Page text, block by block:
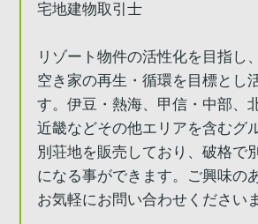
宅地建物取引士
リゾート物件の活性化を目指し
空き家の再生・循環を目標とし
す。伊豆・熱海、甲信・中部、
近畿などその他エリアを含むグ
別荘地を販売しており、破格で
になる事ができます。ご興味の
お気軽にお問い合わせください